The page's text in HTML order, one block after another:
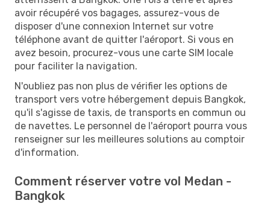
avoir récupéré vos bagages, assurez-vous de
disposer d'une connexion Internet sur votre
téléphone avant de quitter l'aéroport. Si vous en
avez besoin, procurez-vous une carte SIM locale
pour faciliter la navigation.
N'oubliez pas non plus de vérifier les options de
transport vers votre hébergement depuis Bangkok,
qu'il s'agisse de taxis, de transports en commun ou
de navettes. Le personnel de l'aéroport pourra vous
renseigner sur les meilleures solutions au comptoir
d'information.
Comment réserver votre vol Medan -
Bangkok